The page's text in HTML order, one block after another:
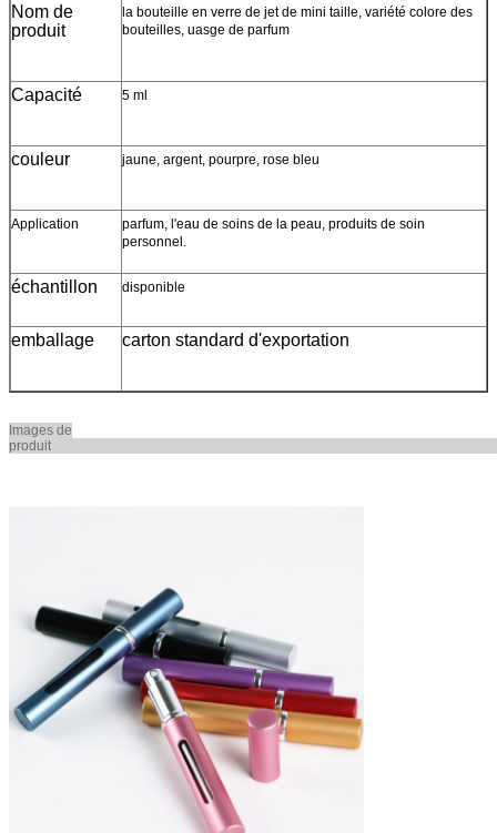
Nom de
produit
la bouteille en verre de jet de mini taille, variété colore des
bouteilles, uasge de parfum
Capacité 5 ml
couleur jaune, argent, pourpre, rose bleu
Application
parfum, l'eau de soins de la peau, produits de soin
personnel.
échantillon disponible
emballage carton standard d'exportation
Images de